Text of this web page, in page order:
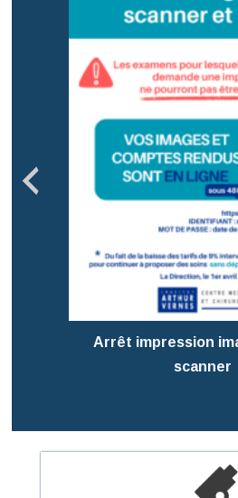
Arrêt impression
scanner